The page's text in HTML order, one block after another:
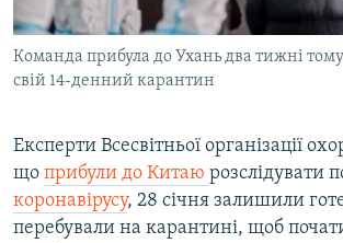
ПОДКАСТИ
КРИМ РЕАЛІЇ
УКР
КТАТ
Команда прибула до Ухань два тижні тому
свій 14-денний карантин
Експерти Всесвітньої організації
що прибули до Китаю розслідувати
коронавірусу, 28 січня залишили
перебували на карантині, щоб